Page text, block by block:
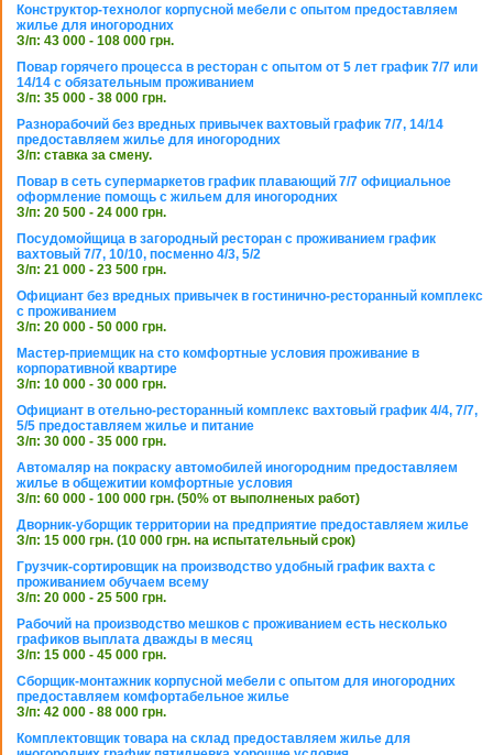
Конструктор-технолог корпусной мебели с опытом предоставляем
жилье для иногородних
З/п: 43 000 - 108 000 грн.
Повар горячего процесса в ресторан с опытом от 5 лет график 7/7 или
14/14 с обязательным проживанием
З/п: 35 000 - 38 000 грн.
Разнорабочий без вредных привычек вахтовый график 7/7, 14/14
предоставляем жилье для иногородних
З/п: ставка за смену.
Повар в сеть супермаркетов график плавающий 7/7 официальное
оформление помощь с жильем для иногородних
З/п: 20 500 - 24 000 грн.
Посудомойщица в загородный ресторан с проживанием график
вахтовый 7/7, 10/10, посменно 4/3, 5/2
З/п: 21 000 - 23 500 грн.
Официант без вредных привычек в гостинично-ресторанный комплекс
с проживанием
З/п: 20 000 - 50 000 грн.
Мастер-приемщик на сто комфортные условия проживание в
корпоративной квартире
З/п: 10 000 - 30 000 грн.
Официант в отельно-ресторанный комплекс вахтовый график 4/4, 7/7,
5/5 предоставляем жилье и питание
З/п: 30 000 - 35 000 грн.
Автомаляр на покраску автомобилей иногородним предоставляем
жилье в общежитии комфортные условия
З/п: 60 000 - 100 000 грн. (50% от выполненых работ)
Дворник-уборщик территории на предприятие предоставляем жилье
З/п: 15 000 грн. (10 000 грн. на испытательный срок)
Грузчик-сортировщик на производство удобный график вахта с
проживанием обучаем всему
З/п: 20 000 - 25 500 грн.
Рабочий на производство мешков с проживанием есть несколько
графиков выплата дважды в месяц
З/п: 15 000 - 45 000 грн.
Сборщик-монтажник корпусной мебели с опытом для иногородних
предоставляем комфортабельное жилье
З/п: 42 000 - 88 000 грн.
Комплектовщик товара на склад предоставляем жилье для